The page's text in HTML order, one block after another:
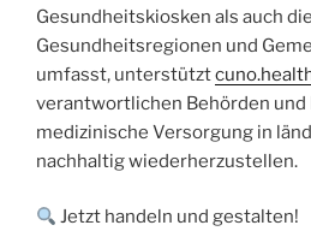
Gesundheitskiosken als auch
Gesundheitsregionen und
umfasst, unterstützt
verantwortlichen Behörden und
medizinische Versorgung in
nachhaltig wiederherzustellen.
Jetzt handeln und gestalten!